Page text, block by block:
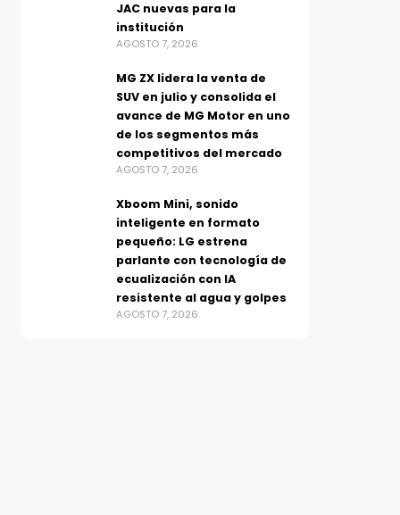
JAC nuevas para la
institución
AGOSTO 7, 2026
MG ZX lidera la venta de
SUV en julio y consolida el
avance de MG Motor en uno
de los segmentos más
competitivos del mercado
AGOSTO 7, 2026
Xboom Mini, sonido
inteligente en formato
pequeño: LG estrena
parlante con tecnología de
ecualización con IA
resistente al agua y golpes
AGOSTO 7, 2026